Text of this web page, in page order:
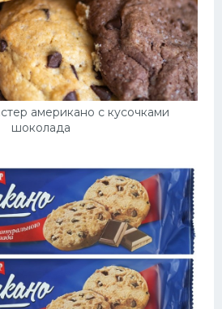
американо с кусочками
шоколада